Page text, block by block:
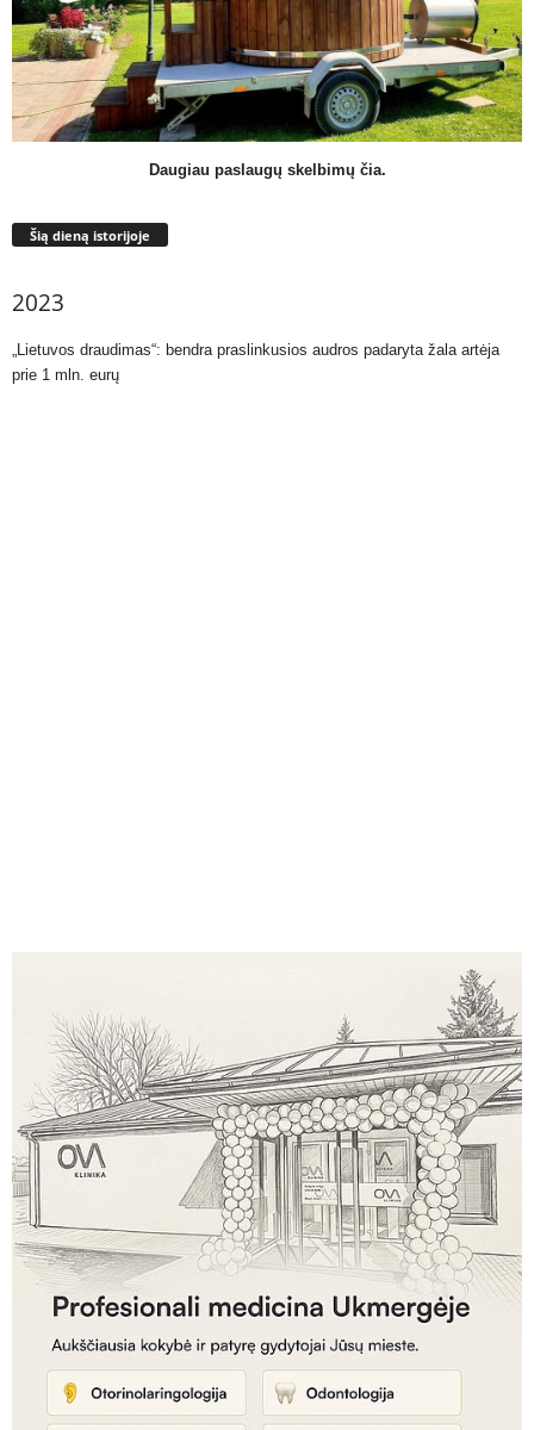
Daugiau paslaugų skelbimų čia.
Šią dieną istorijoje
2023
„Lietuvos draudimas“: bendra praslinkusios audros padaryta žala artėja
prie 1 mln. eurų